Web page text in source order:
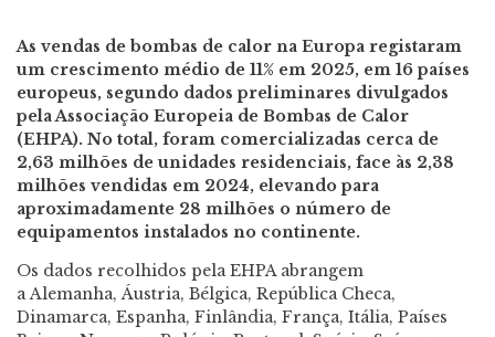
As vendas de bombas de calor na Europa registaram
um crescimento médio de 11% em 2025, em 16 países
europeus, segundo dados preliminares divulgados
pela Associação Europeia de Bombas de Calor
(EHPA). No total, foram comercializadas cerca de
2,63 milhões de unidades residenciais, face às 2,38
milhões vendidas em 2024, elevando para
aproximadamente 28 milhões o número de
equipamentos instalados no continente.
Os dados recolhidos pela EHPA abrangem
a Alemanha, Áustria, Bélgica, República Checa,
Dinamarca, Espanha, Finlândia, França, Itália, Países